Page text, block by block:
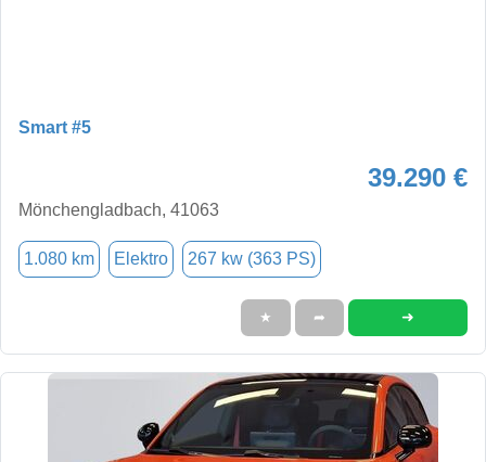
Smart #5
39.290 €
Mönchengladbach, 41063
1.080 km Elektro 267 kw (363 PS)
★ ➦ ➜